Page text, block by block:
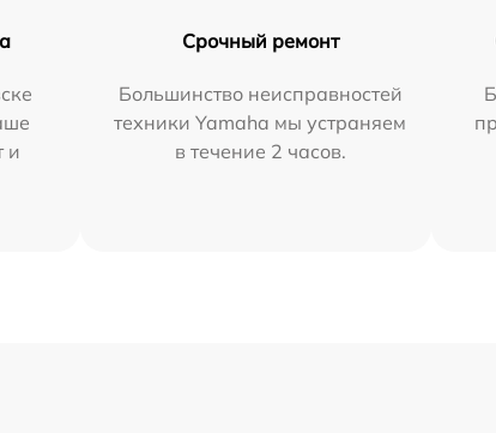
и
Срочный ремонт
Большинство неисправностей
техники Yamaha мы устраняем
в течение 2 часов.